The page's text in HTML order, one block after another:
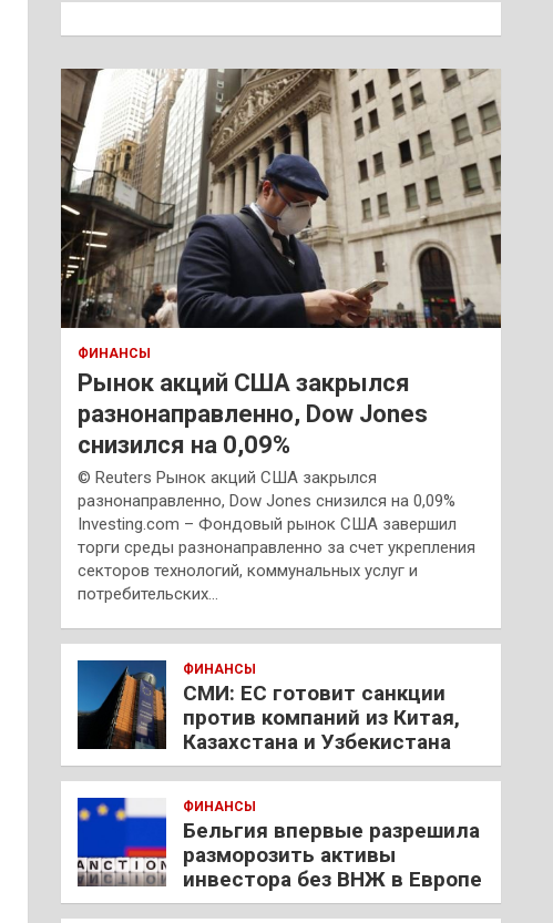
к
ФИНАНСЫ
Рынок акций США закрылся
разнонаправленно, Dow Jones
снизился на 0,09%
© Reuters Рынок акций США закрылся
разнонаправленно, Dow Jones снизился на 0,09%
Investing.com – Фондовый рынок США завершил
торги среды разнонаправленно за счет укрепления
секторов технологий, коммунальных услуг и
потребительских…
ФИНАНСЫ
СМИ: ЕС готовит санкции
против компаний из Китая,
Казахстана и Узбекистана
ФИНАНСЫ
Бельгия впервые разрешила
разморозить активы
инвестора без ВНЖ в Европе